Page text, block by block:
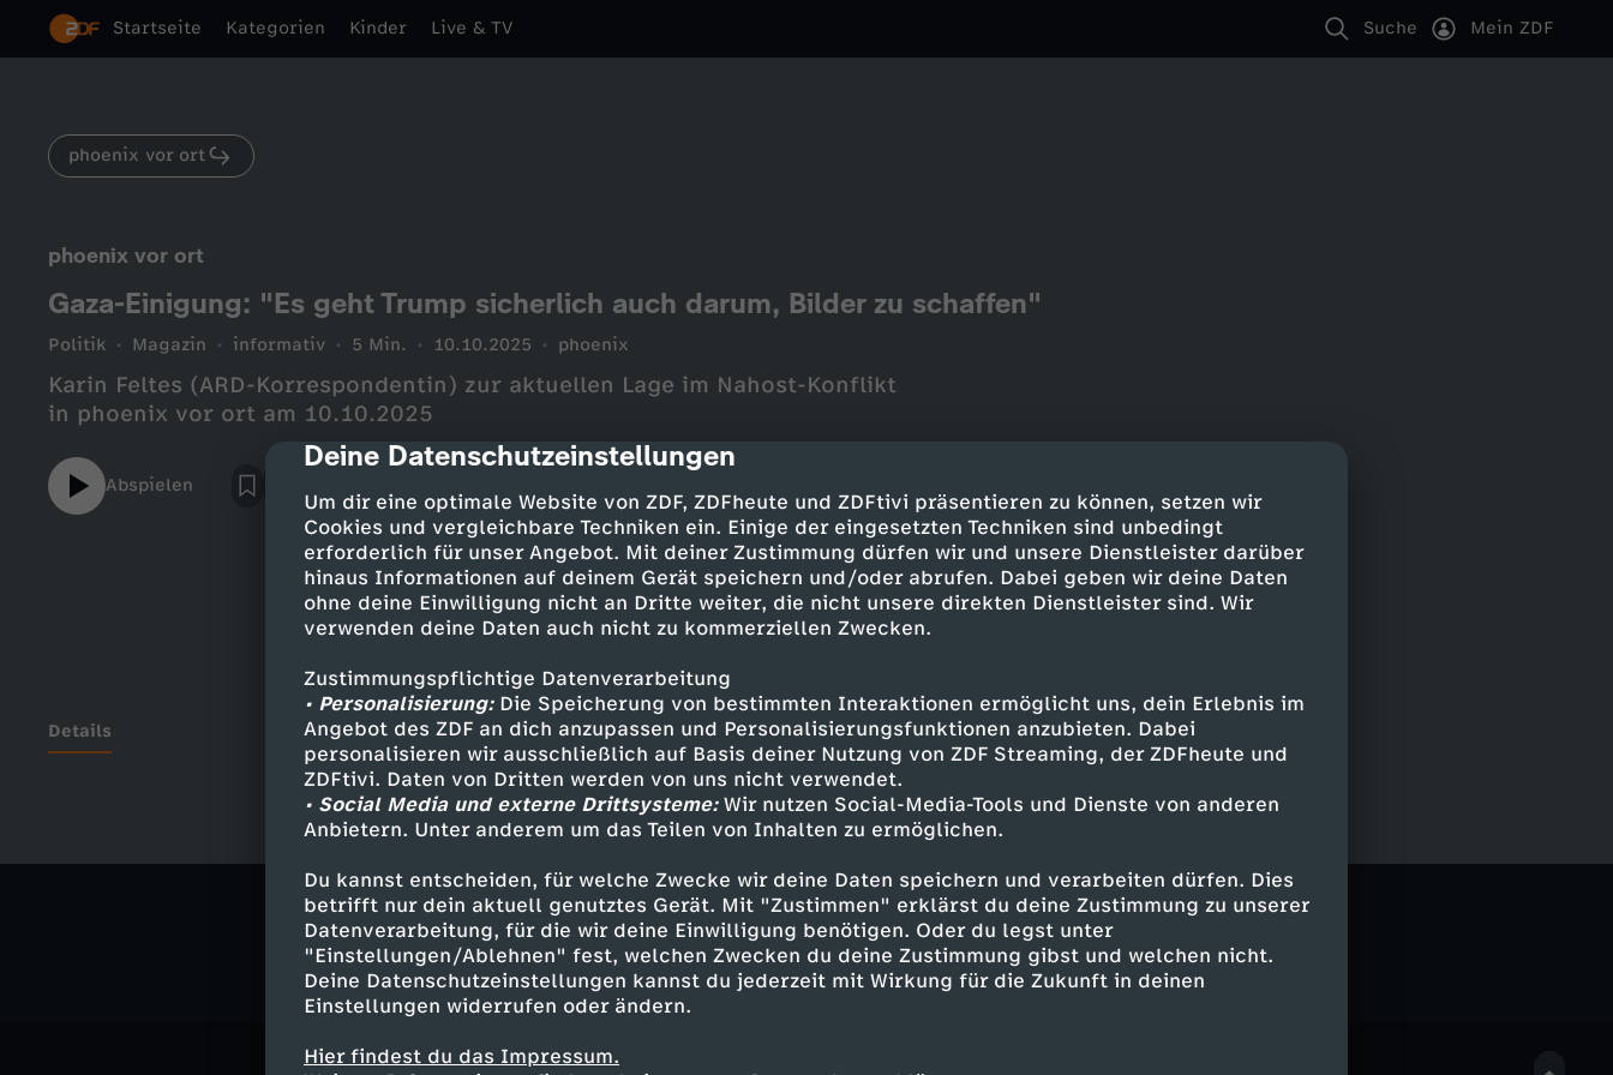
cmp-dialog-description
Deine Datenschutzeinstellungen
Um dir eine optimale Website von ZDF, ZDFheute und ZDFtivi präsentieren zu können, setzen wir
Cookies und vergleichbare Techniken ein. Einige der eingesetzten Techniken sind unbedingt
erforderlich für unser Angebot. Mit deiner Zustimmung dürfen wir und unsere Dienstleister darüber
hinaus Informationen auf deinem Gerät speichern und/oder abrufen. Dabei geben wir deine Daten
ohne deine Einwilligung nicht an Dritte weiter, die nicht unsere direkten Dienstleister sind. Wir
verwenden deine Daten auch nicht zu kommerziellen Zwecken.
Zustimmungspflichtige Datenverarbeitung
• Personalisierung:Die Speicherung von bestimmten Interaktionen ermöglicht uns, dein Erlebnis im
Angebot des ZDF an dich anzupassen und Personalisierungsfunktionen anzubieten. Dabei
personalisieren wir ausschließlich auf Basis deiner Nutzung von ZDF Streaming, der ZDFheute und
ZDFtivi. Daten von Dritten werden von uns nicht verwendet.
• Social Media und externe Drittsysteme:Wir nutzen Social-Media-Tools und Dienste von anderen
Anbietern. Unter anderem um das Teilen von Inhalten zu ermöglichen.
Du kannst entscheiden, für welche Zwecke wir deine Daten speichern und verarbeiten dürfen. Dies
betrifft nur dein aktuell genutztes Gerät. Mit "Zustimmen" erklärst du deine Zustimmung zu unserer
Datenverarbeitung, für die wir deine Einwilligung benötigen. Oder du legst unter
"Einstellungen/Ablehnen" fest, welchen Zwecken du deine Zustimmung gibst und welchen nicht.
Deine Datenschutzeinstellungen kannst du jederzeit mit Wirkung für die Zukunft in deinen
Einstellungen widerrufen oder ändern.
Hier findest du das Impressum.
Startseite Kategorien Kinder Live & TV Suche Mein ZDF
phoenix vor ort
phoenix vor ort
Gaza-Einigung: "Es geht Trump sicherlich auch darum, Bilder zu schaffen"
Politik Magazin informativ 5 Min. 10.10.2025 phoenix
Karin Feltes (ARD-Korrespondentin) zur aktuellen Lage im Nahost-Konflikt
in phoenix vor ort am 10.10.2025
Abspielen
Details
Ähnliche Inhalte entdecken
Politik Magazin informativ phoenix vor ort